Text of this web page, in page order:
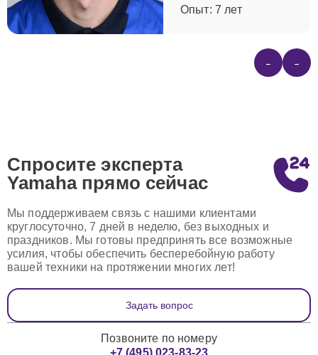
Опыт: 7 лет
← →
Спросите эксперта
Yamaha прямо сейчас
Мы поддерживаем связь с нашими клиентами
круглосуточно, 7 дней в неделю, без выходных и
праздников. Мы готовы предпринять все возможные
усилия, чтобы обеспечить бесперебойную работу
вашей техники на протяжении многих лет!
Задать вопрос
Позвоните по номеру